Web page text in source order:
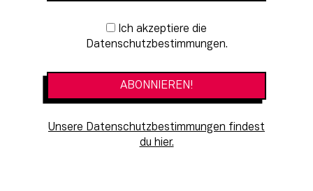
Newsletter-Anmeldung
Datenschutzbestimmungen.
Unsere Datenschutzbestimmungen findest
du hier.